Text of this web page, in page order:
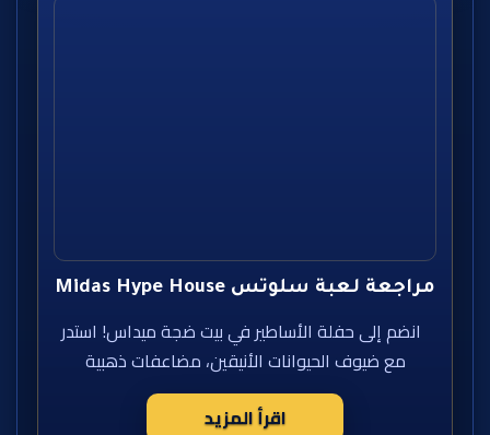
مراجعة لعبة سلوتس Midas Hype House
انضم إلى حفلة الأساطير في بيت ضجة ميداس! استدر
مع ضيوف الحيوانات الأنيقين، مضاعفات ذهبية
اقرأ المزيد